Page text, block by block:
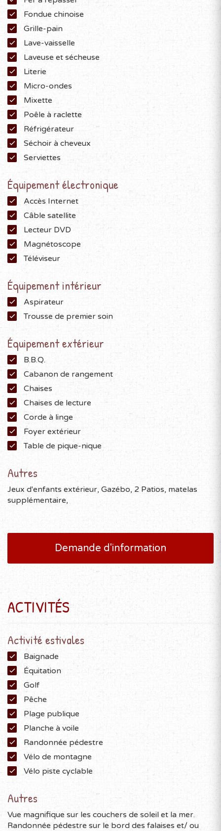
Fondue chinoise
Grille-pain
Lave-vaisselle
Laveuse et sécheuse
Literie
Micro-ondes
Mixette
Poêle à raclette
Réfrigérateur
Séchoir à cheveux
Serviettes
Équipement électronique
Accès Internet
Câble satellite
Lecteur DVD
Magnétoscope
Téléviseur
Équipement intérieur
Aspirateur
Trousse de premier soin
Équipement extérieur
B.B.Q.
Cabanon de rangement
Chaises
Chaises de lecture
Corde à linge
Foyer extérieur
Table de pique-nique
Autres
Jeux d'enfants extérieur, Gazébo, 2 Patios, matelas
supplémentaire,
Demande d'information
ACTIVITÉS
Activité estivales
Baignade
Équitation
Golf
Pêche
Plage publique
Planche à voile
Randonnée pédestre
Vélo de montagne
Vélo piste cyclable
Autres
Vue magnifique sur les couchers de soleil et la mer.
Randonnée pédestre sur le bord des falaises et/ ou